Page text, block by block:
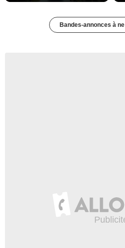
Bandes-annonces à